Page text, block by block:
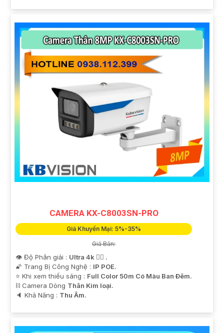
CAMERA KX-C8003SN-PRO
Giá Khuyến Mại: 5%-35%
Giá Bán:
👁 Độ Phân giải : Ultra 4k 👍🏾 .
🌠 Trang Bị Công Nghệ : IP POE.
⭐ Khi xem thiếu sáng : Full Color 50m Có Màu Ban Ðêm.
⛓ Camera Dòng Thân Kim loại.
️🔈 Khả Năng : Thu Âm.